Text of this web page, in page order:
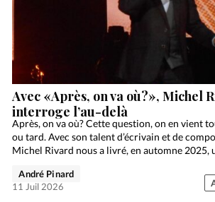
Avec «Après, on va où?», Michel
interroge l’au-delà
Après, on va où? Cette question, on en vient
ou tard. Avec son talent d’écrivain et de
Michel Rivard nous a livré, en automne 2025,
André Pinard
11 Juil 2026